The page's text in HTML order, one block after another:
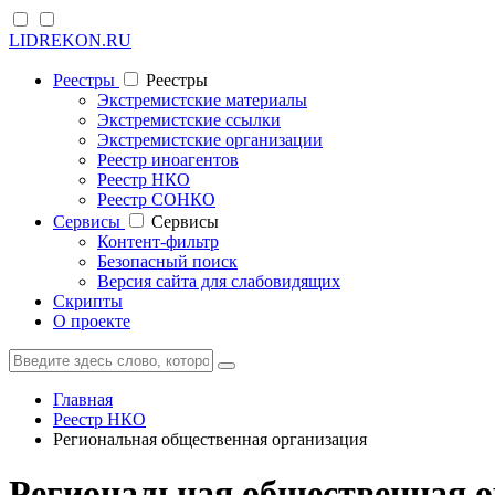
LIDREKON.RU
Реестры
Реестры
Экстремистские материалы
Экстремистские ссылки
Экстремистские организации
Реестр иноагентов
Реестр НКО
Реестр СОНКО
Cервисы
Cервисы
Контент-фильтр
Безопасный поиск
Версия сайта для слабовидящих
Скрипты
О проекте
Главная
Реестр НКО
Региональная общественная организация